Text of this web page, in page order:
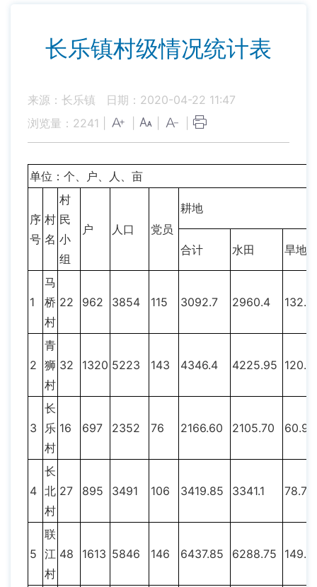
长乐镇村级情况统计表
来源：长乐镇
日期：2020-04-22 11:47
浏览量： 2241
单位：个、户、人、亩
序
号
村
名
村
民
小
组
户 人口 党员
耕地
合计 水田 旱地
1
马
桥
村
22 962 3854 115 3092.7 2960.4 132.3
2
青
狮
村
32 1320 5223 143 4346.4 4225.95
3
长
乐
村
16 697 2352 76 2166.60 2105.70
4
长
北
村
27 895 3491 106 3419.85 3341.1 78.75
5
联
江
村
48 1613 5846 146 6437.85 6288.75 149.1